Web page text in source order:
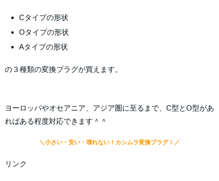
Cタイプの形状
Oタイプの形状
Aタイプの形状
の３種類の変換プラグが買えます。
ヨーロッパやオセアニア、アジア圏に至るまで、C型とO型があ
ればある程度対応できます＾＾
＼小さい・安い・壊れない！カシムラ変換プラグ！／
リンク